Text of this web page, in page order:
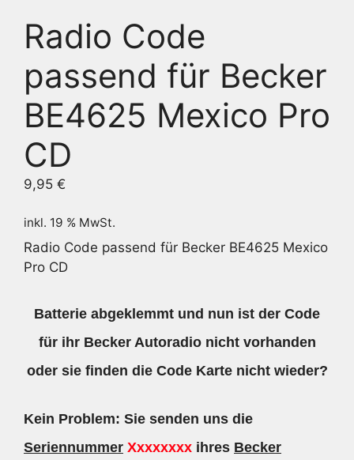
Radio Code
passend für Becker
BE4625 Mexico Pro
CD
9,95 €
inkl. 19 % MwSt.
Radio Code passend für Becker BE4625 Mexico
Pro CD
Batterie abgeklemmt und nun ist der Code
für ihr Becker Autoradio nicht vorhanden
oder sie finden die Code Karte nicht wieder?
Kein Problem: Sie senden uns die
Seriennummer Xxxxxxxx ihres Becker